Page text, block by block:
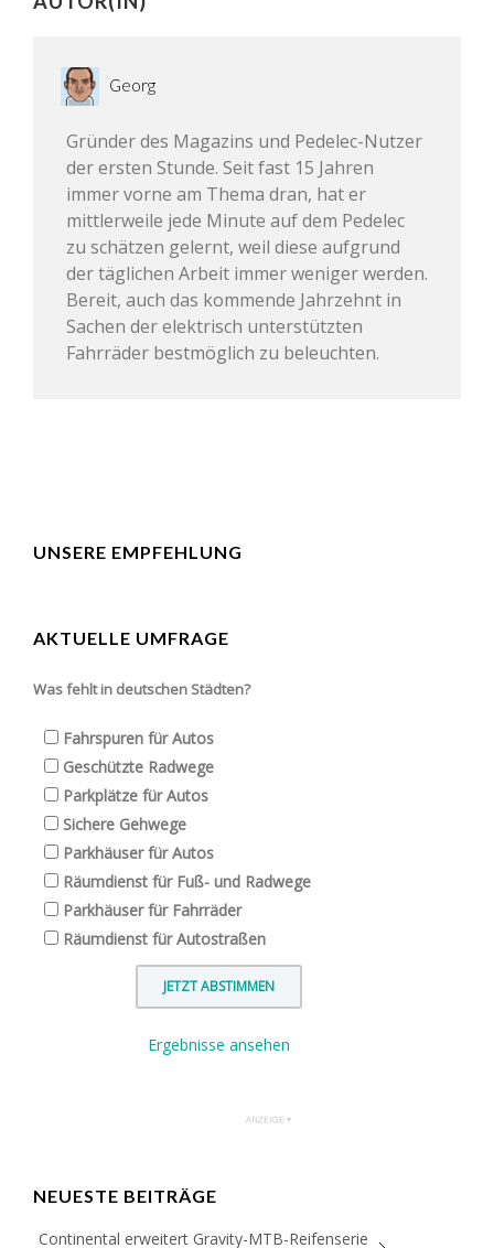
Georg
Gründer des Magazins und Pedelec-Nutzer
der ersten Stunde. Seit fast 15 Jahren
immer vorne am Thema dran, hat er
mittlerweile jede Minute auf dem Pedelec
zu schätzen gelernt, weil diese aufgrund
der täglichen Arbeit immer weniger werden.
Bereit, auch das kommende Jahrzehnt in
Sachen der elektrisch unterstützten
Fahrräder bestmöglich zu beleuchten.
UNSERE EMPFEHLUNG
AKTUELLE UMFRAGE
Was fehlt in deutschen Städten?
Fahrspuren für Autos
Geschützte Radwege
Parkplätze für Autos
Sichere Gehwege
Parkhäuser für Autos
Räumdienst für Fuß- und Radwege
Parkhäuser für Fahrräder
Räumdienst für Autostraßen
Ergebnisse ansehen
NEUESTE BEITRÄGE
Continental erweitert Gravity-MTB-Reifenserie